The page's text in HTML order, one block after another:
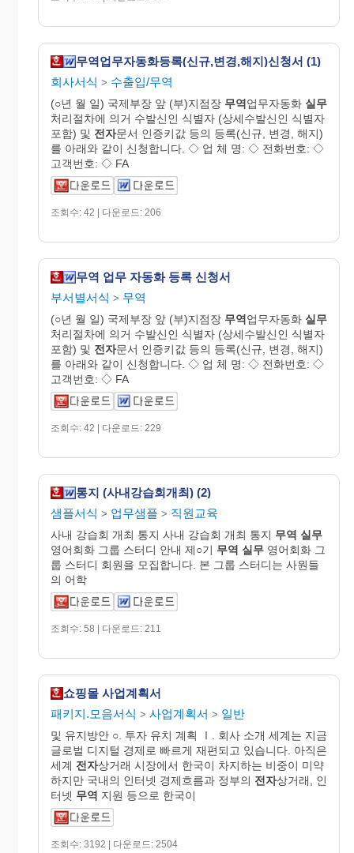
무역업무자동화등록(신규,변경,해지)신청서 (1)
회사서식 > 수출입/무역
(○년 월 일) 국제부장 앞 (부)지점장 무역업무자동화 실무
처리절차에 의거 수발신인 식별자 (상세수발신인 식별자
포함) 및 전자문서 인증키값 등의 등록(신규, 변경, 해지)
를 아래와 같이 신청합니다. ◇ 업 체 명: ◇ 전화번호: ◇
고객번호: ◇ FA
조회수: 42 | 다운로드: 206
무역 업무 자동화 등록 신청서
부서별서식 > 무역
(○년 월 일) 국제부장 앞 (부)지점장 무역업무자동화 실무
처리절차에 의거 수발신인 식별자 (상세수발신인 식별자
포함) 및 전자문서 인증키값 등의 등록(신규, 변경, 해지)
를 아래와 같이 신청합니다. ◇ 업 체 명: ◇ 전화번호: ◇
고객번호: ◇ FA
조회수: 42 | 다운로드: 229
통지 (사내강습회개최) (2)
샘플서식 > 업무샘플 > 직원교육
사내 강습회 개최 통지 사내 강습회 개최 통지 무역 실무
영어회화 그룹 스터디 안내 제○기 무역 실무 영어회화 그
룹 스터디 회원을 모집합니다. 본 그룹 스터디는 사원들
의 어학
조회수: 58 | 다운로드: 211
쇼핑몰 사업계획서
패키지.모음서식 > 사업계획서 > 일반
및 유지방안 ○. 투자 유치 계획 Ⅰ. 회사 소개 세계는 지금
글로벌 디지털 경제로 빠르게 재편되고 있습니다. 아직은
세계 전자상거래 시장에서 한국이 차지하는 비중이 미약
하지만 국내의 인터넷 경제흐름과 정부의 전자상거래, 인
터넷 무역 지원 등으로 한국이
조회수: 3192 | 다운로드: 2504